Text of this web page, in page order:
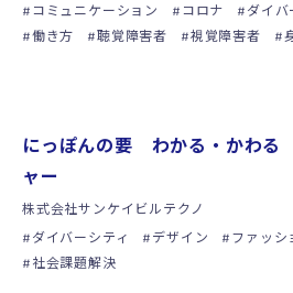
コミュニケーション コロナ ダイバ
働き方
聴覚障害者 視覚障害者
にっぽんの要 わかる・かわる
ャー
株式会社サンケイビルテクノ
ダイバーシティ
デザイン ファッシ
社会課題解決